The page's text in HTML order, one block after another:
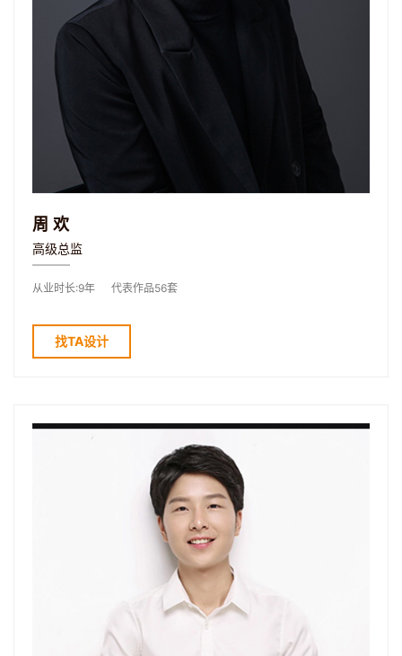
周欢
高级总监
从业时长:9年 代表作品56套
找TA设计